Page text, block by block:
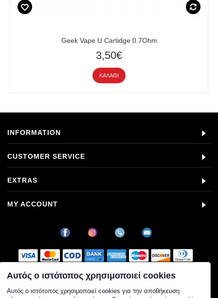
Geek Vape U Cartidge 0.7Ohm
3,50€
ΚΑΛΆΘΙ
INFORMATION
CUSTOMER SERVICE
EXTRAS
MY ACCOUNT
Στοιχεία εταιρείας
Αυτός ο ιστότοπος χρησιμοποιεί cookies
Αυτός ο ιστότοπος χρησιμοποιεί cookies για την αποθήκευση